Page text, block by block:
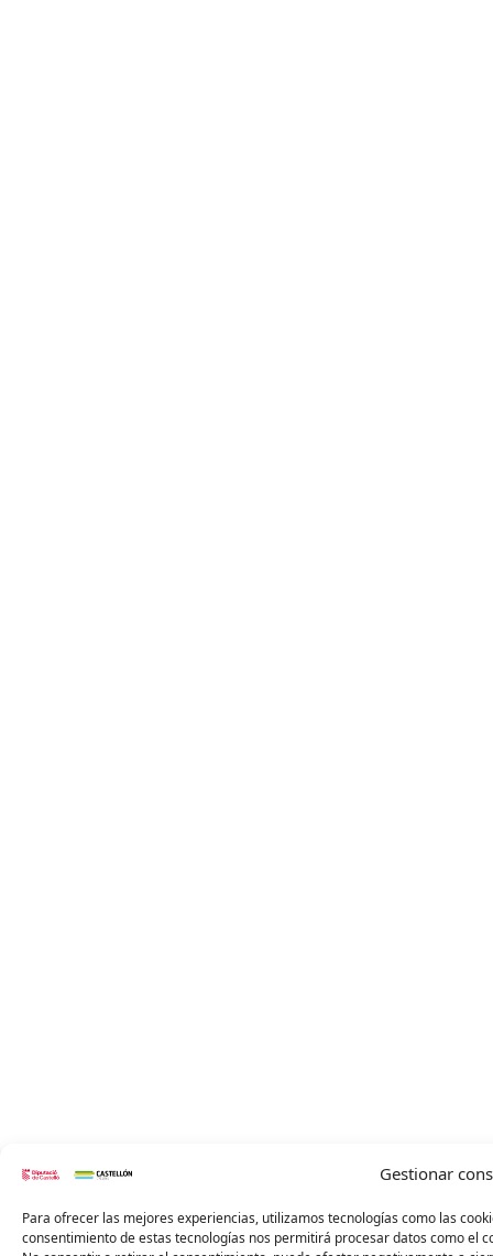
Gestionar
Para ofrecer las mejores experiencias, utilizamos tecnologías como las
consentimiento de estas tecnologías nos permitirá procesar datos como el